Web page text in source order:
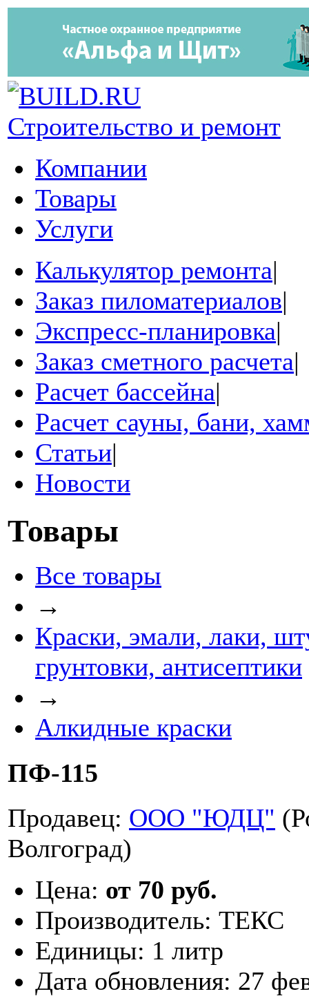
Строительство и ремонт
Компании
Товары
Услуги
Калькулятор ремонта|
Заказ пиломатериалов|
Экспресс-планировка|
Заказ сметного расчета|
Расчет бассейна|
Расчет сауны, бани,
Статьи|
Новости
Товары
Все товары
→
Краски, эмали, лаки,
грунтовки, антисептики
→
Алкидные краски
ПФ-115
Продавец: ООО "ЮДЦ"
Волгоград)
Цена: от 70 руб.
Производитель: ТЕКС
Единицы: 1 литр
Дата обновления: 27